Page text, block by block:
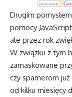
Drugim
pomocy
ale przez rok
W związku z tym
zamaskowane
czy spamerom
od kilku miesięcy